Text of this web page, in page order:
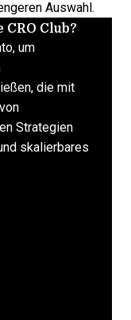
Auswahl.
Club?
um
die mit
Strategien
skalierbares